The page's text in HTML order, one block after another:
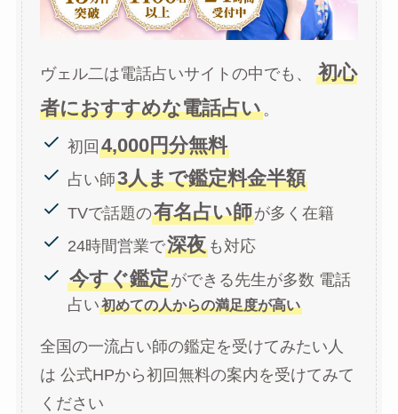
ヴェル二は電話占いサイトの中でも、 初心
者におすすめな電話占い。
初回4,000円分無料
占い師3人まで鑑定料金半額
TVで話題の有名占い師が多く在籍
24時間営業で深夜 も対応
今すぐ鑑定ができる先生が多数 電話
占い初めての人からの満足度が高い
全国の一流占い師の鑑定を受けてみたい人
は 公式HPから初回無料の案内を受けてみて
ください